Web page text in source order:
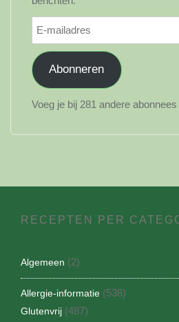
E-
mailadres
Abonneren
Voeg je bij 281 andere abonnees
RECEPTEN PER
Algemeen (2)
Allergie-informatie (538)
Glutenvrij (487)